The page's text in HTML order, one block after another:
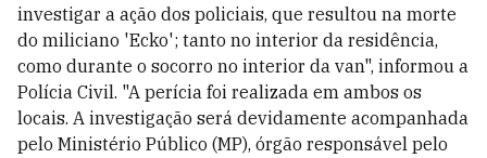
investigar a ação dos policiais, que resultou na morte
do miliciano 'Ecko'; tanto no interior da residência,
como durante o socorro no interior da van", informou a
Polícia Civil. "A perícia foi realizada em ambos os
locais. A investigação será devidamente acompanhada
pelo Ministério Público (MP), órgão responsável pelo